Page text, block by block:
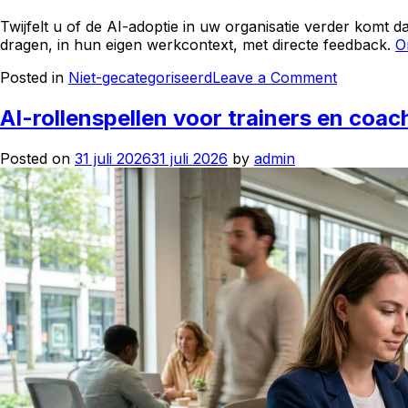
Twijfelt u of de AI-adoptie in uw organisatie verder komt
dragen, in hun eigen werkcontext, met directe feedback.
Posted in Niet-gecategoriseerdLeave a Commenton
adoptie:
waarom
er
is,
en
het
gedrag
nog
niet
AI-rollenspellen voor trainers en
Posted on 31 juli 202631 juli 2026 by admin